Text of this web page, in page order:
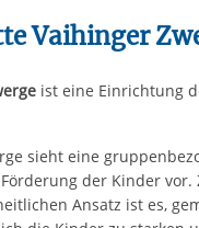
Vaihinger
ist eine Einrichtung
sieht eine
der Kinder vor.
Ansatz ist es,